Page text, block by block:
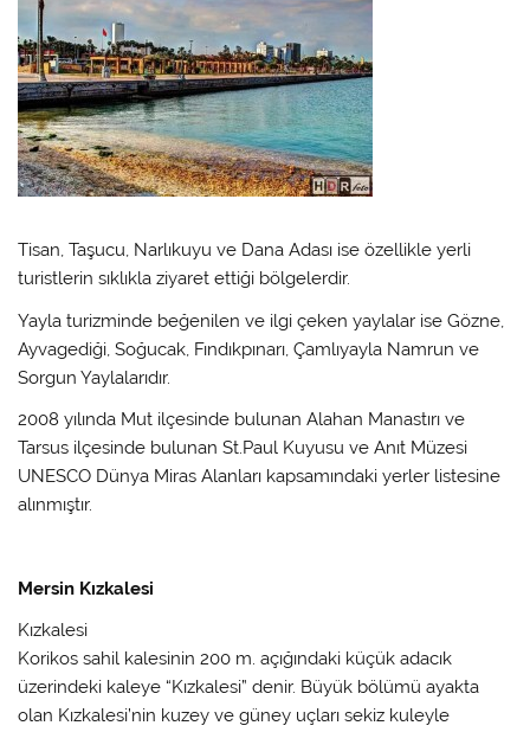
Tisan, Taşucu, Narlıkuyu ve Dana Adası ise özellikle yerli
turistlerin sıklıkla ziyaret ettiği bölgelerdir.
Yayla turizminde beğenilen ve ilgi çeken yaylalar ise Gözne,
Ayvagediği, Soğucak, Fındıkpınarı, Çamlıyayla Namrun ve
Sorgun Yaylalarıdır.
2008 yılında Mut ilçesinde bulunan Alahan Manastırı ve
Tarsus ilçesinde bulunan St.Paul Kuyusu ve Anıt Müzesi
UNESCO Dünya Miras Alanları kapsamındaki yerler listesine
alınmıştır.
Mersin Kızkalesi
Kızkalesi
Korikos sahil kalesinin 200 m. açığındaki küçük adacık
üzerindeki kaleye “Kızkalesi” denir. Büyük bölümü ayakta
olan Kızkalesi’nin kuzey ve güney uçları sekiz kuleyle